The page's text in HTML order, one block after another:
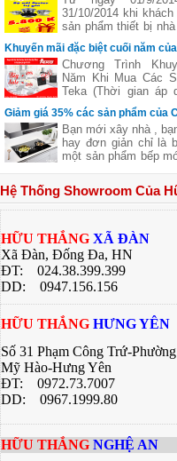
31/10/2014 khi
sản phẩm thiết bị
các đại lý của bếp
sẽ nhận được những
dẫn, chi tiết xem
Khuyến mãi đặc biệt cuối năm
Chương Trình
Năm Khi Mua Các
Teka (Thời gian áp
11/11 đến hết ngày
Giảm giá 35% các sản phẩm của
Bạn mới xây nhà ,
hay đơn giản chỉ là
một sản phẩm bếp
hãng nào tốt cả
lượng .Hãy để
bạn một thương
Âu đó là
Hệ Thống Showroom Của
HỮU THẮNG XÃ ĐÀN
Xã Đàn, Đống Đa, HN
ĐT: 024.38.399.399
DD: 0947.156.156
HỮU THẮNG HƯNG YÊN
Số 31 Phạm Công Trứ-
Mỹ Hào-Hưng Yên
ĐT: 0972.73.7007
DD: 0967.1999.80
HỮU THẮNG NGHỆ AN